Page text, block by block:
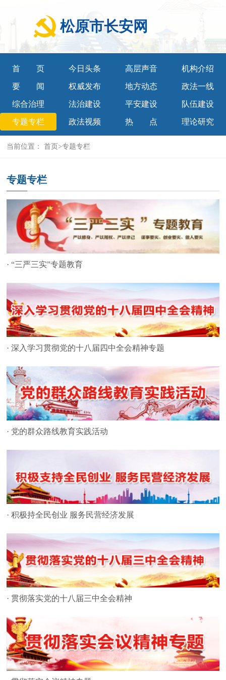
松原市长安网
首页 今日头条 高层声音 机构介绍
要闻 权威发布 地方动态 政法一线
综合治理 法治建设 平安建设 队伍建设
专题专栏 政法视频 热点 理论研究
当前位置：首页>专题专栏
专题专栏
· “三严三实”专题教育
· 深入学习贯彻党的十八届四中全会精神专题
· 党的群众路线教育实践活动
· 积极持全民创业 服务民营经济发展
· 贯彻落实党的十八届三中全会精神